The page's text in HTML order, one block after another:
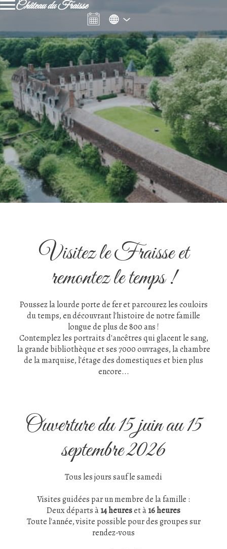
Château du Fraisse
Visitez le Fraisse et
remontez le temps !
Poussez la lourde porte de fer et parcourez les couloirs
du temps, en découvrant l'histoire de notre famille
longue de plus de 800 ans !
Contemplez les portraits d'ancêtres qui glacent le sang,
la grande bibliothèque et ses 7000 ouvrages, la chambre
de la marquise, l'étage des domestiques et bien plus
encore...
Ouverture du 15 juin au 15
septembre 2026
Tous les jours sauf le samedi
Visites guidées par un membre de la famille :
Deux départs à14 heureset à16 heures
Toute l'année, visite possible pour des groupes sur
rendez-vous